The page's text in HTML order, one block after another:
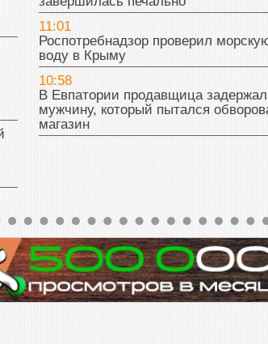
11:01
Роспотребнадзор проверил
воду в Крыму
10:58
В Евпатории продавщица
мужчину, который пытался
магазин